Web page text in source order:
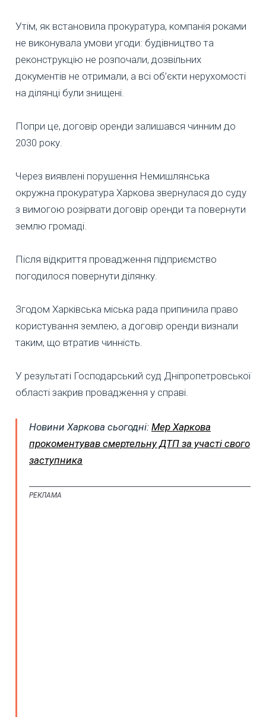
Утім, як встановила прокуратура, компанія роками
не виконувала умови угоди: будівництво та
реконструкцію не розпочали, дозвільних
документів не отримали, а всі об’єкти нерухомості
на ділянці були знищені.
Попри це, договір оренди залишався чинним до
2030 року.
Через виявлені порушення Немишлянська
окружна прокуратура Харкова звернулася до суду
з вимогою розірвати договір оренди та повернути
землю громаді.
Після відкриття провадження підприємство
погодилося повернути ділянку.
Згодом Харківська міська рада припинила право
користування землею, а договір оренди визнали
таким, що втратив чинність.
У результаті Господарський суд Дніпропетровської
області закрив провадження у справі.
Новини Харкова сьогодні: Мер Харкова
прокоментував смертельну ДТП за участі свого
заступника